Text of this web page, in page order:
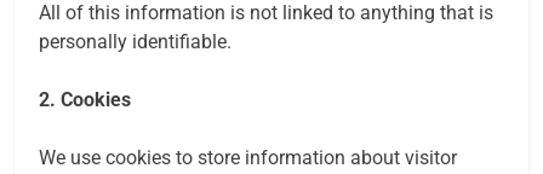
All of this information is not linked to anything that is
personally identifiable.
2. Cookies
We use cookies to store information about visitor